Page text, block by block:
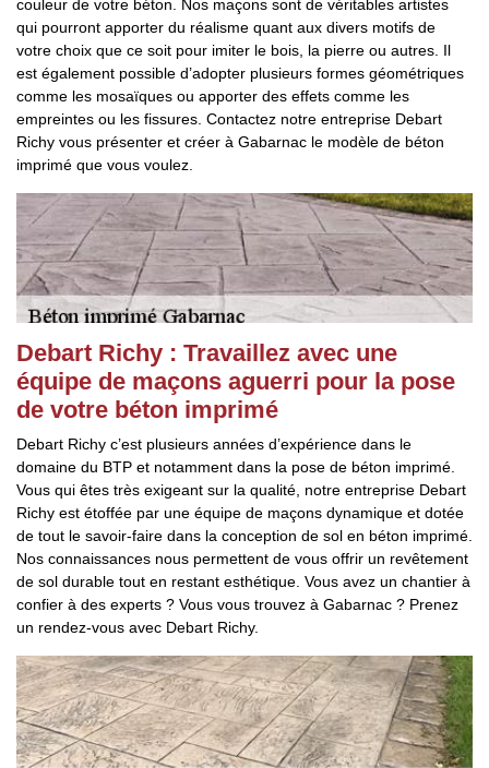
couleur de votre béton. Nos maçons sont de véritables artistes
qui pourront apporter du réalisme quant aux divers motifs de
votre choix que ce soit pour imiter le bois, la pierre ou autres. Il
est également possible d’adopter plusieurs formes géométriques
comme les mosaïques ou apporter des effets comme les
empreintes ou les fissures. Contactez notre entreprise Debart
Richy vous présenter et créer à Gabarnac le modèle de béton
imprimé que vous voulez.
Debart Richy : Travaillez avec une
équipe de maçons aguerri pour la pose
de votre béton imprimé
Debart Richy c’est plusieurs années d’expérience dans le
domaine du BTP et notamment dans la pose de béton imprimé.
Vous qui êtes très exigeant sur la qualité, notre entreprise Debart
Richy est étoffée par une équipe de maçons dynamique et dotée
de tout le savoir-faire dans la conception de sol en béton imprimé.
Nos connaissances nous permettent de vous offrir un revêtement
de sol durable tout en restant esthétique. Vous avez un chantier à
confier à des experts ? Vous vous trouvez à Gabarnac ? Prenez
un rendez-vous avec Debart Richy.